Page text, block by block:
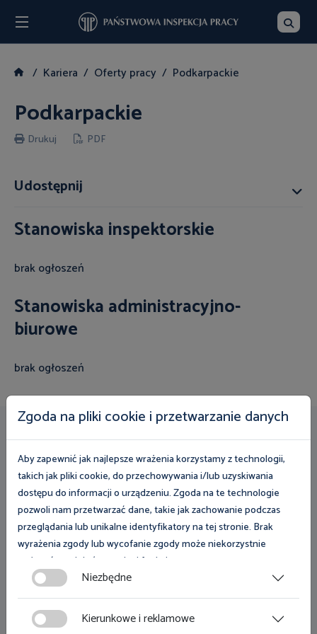
Kariera Oferty pracy Podkarpackie
Podkarpackie
Drukuj PDF
Stanowiska inspektorskie
brak ogłoszeń
Stanowiska administracyjno-
biurowe
brak ogłoszeń
Udostępnij
Przydatne linki
Zamówienia publiczne
Dostęp do informacji publicznej
Klauzula informacyjna
Deklaracja dostępności
Film w języku migowym
Tekst łatwy do czytania
Zgoda na pliki cookie i przetwarzanie danych
Aby zapewnić jak najlepsze wrażenia korzystamy z technologii,
takich jak pliki cookie, do przechowywania i/lub uzyskiwania
dostępu do informacji o urządzeniu. Zgoda na te technologie
pozwoli nam przetwarzać dane, takie jak zachowanie podczas
przeglądania lub unikalne identyfikatory na tej stronie. Brak
wyrażenia zgody lub wycofanie zgody może niekorzystnie
wpłynąć na niektóre cechy i funkcje.
Zgoda na pliki cookies jest dobrowolna i można ją wycofać lub
zmodyfikować w dowolnym momencie klikając w przycisk
ciasteczka w lewym dolnym rogu strony. Więcej informacji
Niezbędne
Kierunkowe i reklamowe
Szukaj